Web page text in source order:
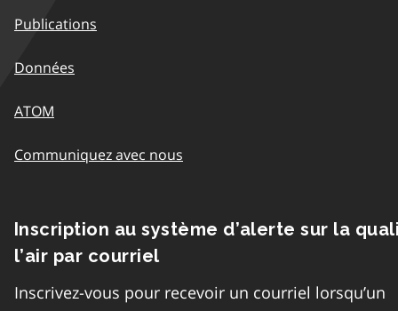
Publications
Données
ATOM
Communiquez avec nous
Inscription au système d’alerte sur la
l’air par courriel
Inscrivez-vous pour recevoir un courriel lorsqu’un